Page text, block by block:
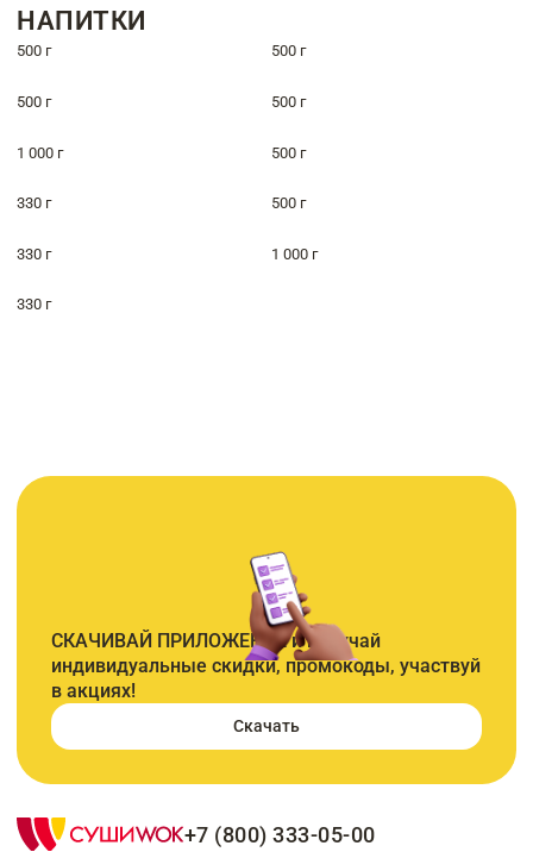
НАПИТКИ
500 г 500 г
500 г 500 г
1 000 г 500 г
330 г 500 г
330 г 1 000 г
330 г
СКАЧИВАЙ ПРИЛОЖЕНИЕ и получай
индивидуальные скидки, промокоды, участвуй
в акциях!
Скачать
+7 (800) 333-05-00